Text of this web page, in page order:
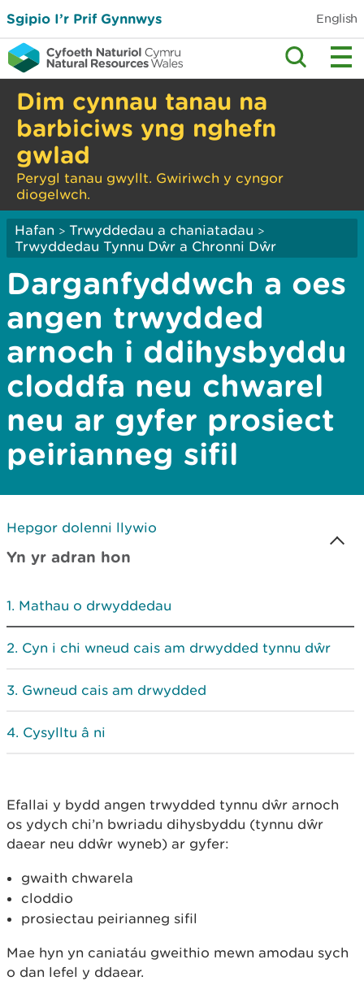
Sgipio I’r Prif Gynnwys English
Dim cynnau tanau na
barbiciws yng nghefn
gwlad
Perygl tanau gwyllt. Gwiriwch y cyngor
diogelwch.
Hafan > Trwyddedau a chaniatadau >
Trwyddedau Tynnu Dŵr a Chronni Dŵr
Darganfyddwch a oes
angen trwydded
arnoch i ddihysbyddu
cloddfa neu chwarel
neu ar gyfer prosiect
peirianneg sifil
Hepgor dolenni llywio
Yn yr adran hon
Mathau o drwyddedau
Cyn i chi wneud cais am drwydded tynnu dŵr
Gwneud cais am drwydded
Cysylltu â ni
Efallai y bydd angen trwydded tynnu dŵr arnoch
os ydych chi’n bwriadu dihysbyddu (tynnu dŵr
daear neu ddŵr wyneb) ar gyfer:
gwaith chwarela
cloddio
prosiectau peirianneg sifil
Mae hyn yn caniatáu gweithio mewn amodau sych
o dan lefel y ddaear.